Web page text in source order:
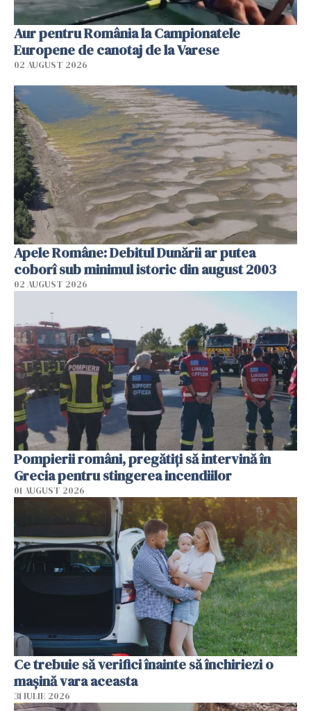
Aur pentru România la Campionatele
Europene de canotaj de la Varese
02 AUGUST 2026
Apele Române: Debitul Dunării ar putea
coborî sub minimul istoric din august 2003
02 AUGUST 2026
Pompierii români, pregătiţi să intervină în
Grecia pentru stingerea incendiilor
01 AUGUST 2026
Ce trebuie să verifici înainte să închiriezi o
mașină vara aceasta
31 IULIE 2026